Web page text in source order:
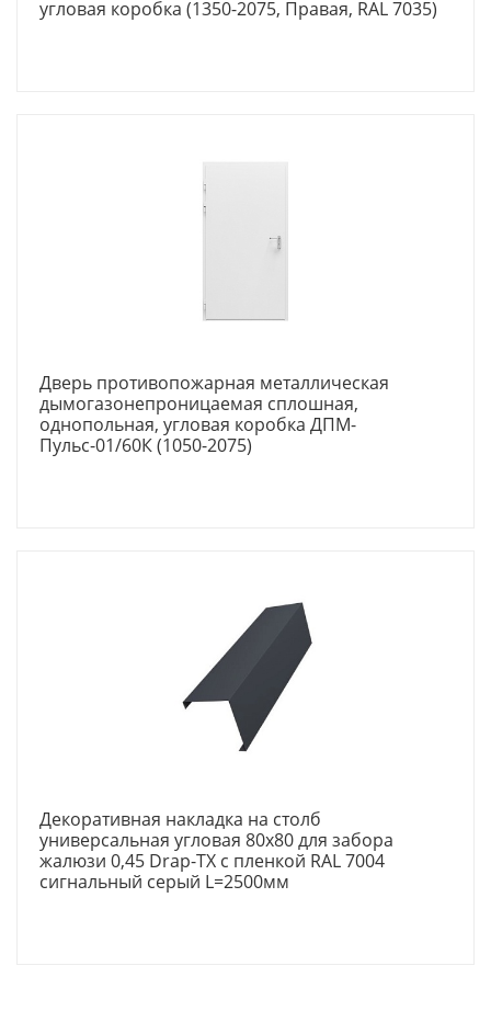
угловая коробка (1350-2075, Правая, RAL 7035)
Дверь противопожарная металлическая
дымогазонепроницаемая сплошная,
однопольная, угловая коробка ДПМ-
Пульс-01/60К (1050-2075)
Декоративная накладка на столб
универсальная угловая 80х80 для забора
жалюзи 0,45 Drap-TX с пленкой RAL 7004
сигнальный серый L=2500мм